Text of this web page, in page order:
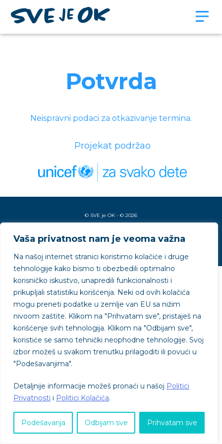
Vaša privatnost nam je veoma važna
Na našoj internet stranici koristimo kolačiće i druge
tehnologije kako bismo ti obezbedili optimalno
korisničko iskustvo, unapredili funkcionalnosti i
prikupljali statistiku korišćenja. Neki od ovih kolačića
mogu preneti podatke u zemlje van EU sa nižim
nivoom zaštite. Klikom na "Prihvatam sve", pristaješ na
korišćenje svih tehnologija. Klikom na "Odbijam sve",
koristiće se samo tehnički neophodne tehnologije. Svoj
izbor možeš u svakom trenutku prilagoditi ili povući u
"Podešavanjima".
Detaljnije informacije možeš pronaći u našoj Politici
Privatnosti i Politici Kolačića.
Podešavanja Odbijam sve Prihvatam sve
Potvrda
Neispravni podaci za otkazivanje termina.
Projekat podržao
© SVE je OK - © 2026